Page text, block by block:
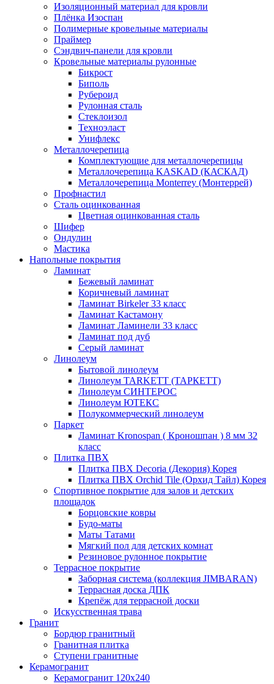
Изоляционный материал для кровли
Плёнка Изоспан
Полимерные кровельные материалы
Праймер
Сэндвич-панели для кровли
Кровельные материалы рулонные
Бикрост
Биполь
Рубероид
Рулонная сталь
Стеклоизол
Техноэласт
Унифлекс
Металлочерепица
Комплектующие для металлочерепицы
Металлочерепица KASKAD (КАСКАД)
Металлочерепица Monterrey (Монтеррей)
Профнастил
Сталь оцинкованная
Цветная оцинкованная сталь
Шифер
Ондулин
Мастика
Напольные покрытия
Ламинат
Бежевый ламинат
Коричневый ламинат
Ламинат Birkeler 33 класс
Ламинат Кастамону
Ламинат Ламинели 33 класс
Ламинат под дуб
Серый ламинат
Линолеум
Бытовой линолеум
Линолеум TARKETT (ТАРКЕТТ)
Линолеум СИНТЕРОС
Линолеум ЮТЕКС
Полукоммерческий линолеум
Паркет
Ламинат Kronospan ( Кроношпан ) 8 мм 32
класс
Плитка ПВХ
Плитка ПВХ Decoria (Декория) Корея
Плитка ПВХ Orchid Tile (Орхид Тайл) Корея
Спортивное покрытие для залов и детских
площадок
Борцовские ковры
Будо-маты
Маты Татами
Мягкий пол для детских комнат
Резиновое рулонное покрытие
Террасное покрытие
Заборная система (коллекция JIMBARAN)
Террасная доска ДПК
Крепёж для террасной доски
Искусственная трава
Гранит
Бордюр гранитный
Гранитная плитка
Ступени гранитные
Керамогранит
Керамогранит 120х240